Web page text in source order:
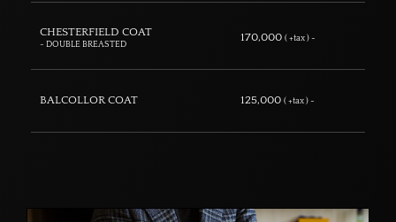
CHESTERFIELD COAT
- DOUBLE BREASTED
170,000 ( +tax ) ~
BALCOLLOR COAT 125,000 ( +tax ) ~